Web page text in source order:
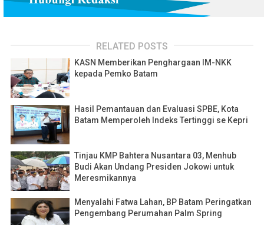
RELATED POSTS
KASN Memberikan Penghargaan IM-NKK
kepada Pemko Batam
Hasil Pemantauan dan Evaluasi SPBE, Kota
Batam Memperoleh Indeks Tertinggi se Kepri
Tinjau KMP Bahtera Nusantara 03, Menhub
Budi Akan Undang Presiden Jokowi untuk
Meresmikannya
Menyalahi Fatwa Lahan, BP Batam Peringatkan
Pengembang Perumahan Palm Spring